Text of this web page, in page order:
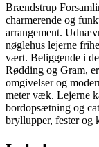
Brændstrup
charmerende og
arrangement.
nøglehus lejerne
vært. Beliggende i
Rødding og Gram,
omgivelser og
meter væk. Lejerne
bordopsætning og
bryllupper, fester og